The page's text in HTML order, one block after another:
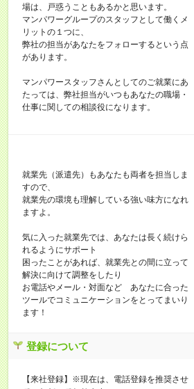
場は、戸惑うこともあるかと思います。
マンパワーグループのスタッフとして働くメ
リットの１つに、
弊社の担当があなたをフォローするという点
があります。
マンパワースタッフさんとしてのご就業にあ
たっては、弊社担当がいつもあなたの職場・
仕事に関しての相談役になります。
就業先（派遣先）もあなたも両者を担当しま
すので、
就業先の環境も理解している強い味方になれ
ますよ。
気に入った就業先では、あなたは長く続けら
れるようにサポート
困ったことがあれば、就業先との間に立って
解決に向けて調整をしたり
お電話やメール・対面など あなたに合った
ツールでコミュニケーションをとってまいり
ます！
登録について
【来社登録】※現在は、電話登録を推奨させ